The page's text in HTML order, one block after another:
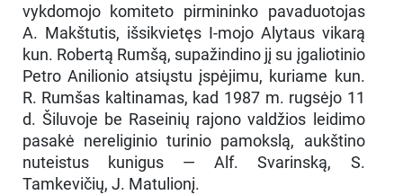
vykdomojo komiteto pirmininko pavaduotojas
A. Makštutis, išsikvietęs I-mojo Alytaus vikarą
kun. Robertą Rumšą, supažindino jį su įgaliotinio
Petro Anilionio atsiųstu įspėjimu, kuriame kun.
R. Rumšas kaltinamas, kad 1987 m. rugsėjo 11
d. Šiluvoje be Raseinių rajono valdžios leidimo
pasakė nereliginio turinio pamokslą, aukštino
nuteistus kunigus — Alf. Svarinską, S.
Tamkevičių, J. Matulionį.